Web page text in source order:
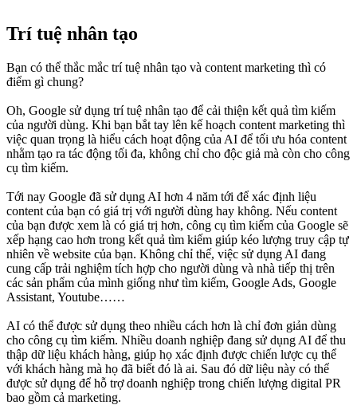
Trí tuệ nhân tạo
Bạn có thể thắc mắc trí tuệ nhân tạo và content marketing thì có
điểm gì chung?
Oh, Google sử dụng trí tuệ nhân tạo để cải thiện kết quả tìm kiếm
của người dùng. Khi bạn bắt tay lên kế hoạch content marketing thì
việc quan trọng là hiểu cách hoạt động của AI để tối ưu hóa content
nhằm tạo ra tác động tối đa, không chỉ cho độc giả mà còn cho công
cụ tìm kiếm.
Tới nay Google đã sử dụng AI hơn 4 năm tới để xác định liệu
content của bạn có giá trị với người dùng hay không. Nếu content
của bạn được xem là có giá trị hơn, công cụ tìm kiếm của Google sẽ
xếp hạng cao hơn trong kết quả tìm kiếm giúp kéo lượng truy cập tự
nhiên về website của bạn. Không chỉ thế, việc sử dụng AI đang
cung cấp trải nghiệm tích hợp cho người dùng và nhà tiếp thị trên
các sản phẩm của mình giống như tìm kiếm, Google Ads, Google
Assistant, Youtube……
AI có thể được sử dụng theo nhiều cách hơn là chỉ đơn giản dùng
cho công cụ tìm kiếm. Nhiều doanh nghiệp đang sử dụng AI để thu
thập dữ liệu khách hàng, giúp họ xác định được chiến lược cụ thể
với khách hàng mà họ đã biết đó là ai. Sau đó dữ liệu này có thể
được sử dụng để hỗ trợ doanh nghiệp trong chiến lượng digital PR
bao gồm cả marketing.